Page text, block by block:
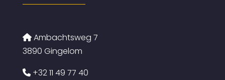
Ambachtsweg 7
3890 Gingelom
+32 11 49 77 40